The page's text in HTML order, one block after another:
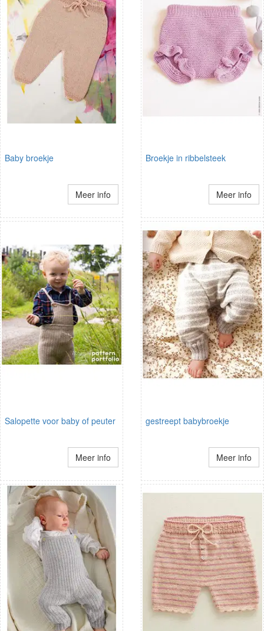
Baby broekje
Meer info
Broekje in ribbelsteek
Meer info
Salopette voor baby of peuter
Meer info
gestreept babybroekje
Meer info